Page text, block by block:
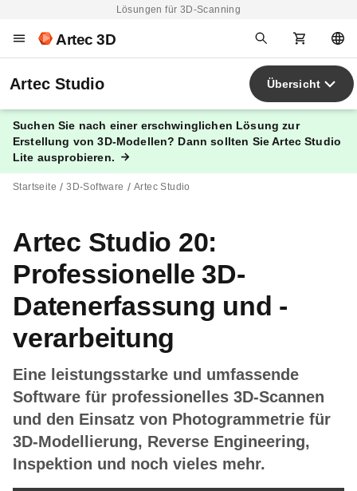
Lösungen für 3D-Scanning
Artec 3D
Artec Studio Übersicht
Suchen Sie nach einer erschwinglichen Lösung zur
Erstellung von 3D-Modellen? Dann sollten Sie Artec Studio
Lite ausprobieren.
Startseite 3D-Software Artec Studio
Artec Studio 20:
Professionelle 3D-
Datenerfassung und -
verarbeitung
Eine leistungsstarke und umfassende
Software für professionelles 3D-Scannen
und den Einsatz von Photogrammetrie für
3D-Modellierung, Reverse Engineering,
Inspektion und noch vieles mehr.